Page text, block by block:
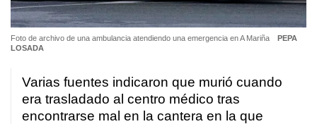
Foto de archivo de una ambulancia atendiendo una emergencia en A Mariña
PEPA
LOSADA
Varias fuentes indicaron que murió cuando
era trasladado al centro médico tras
encontrarse mal en la cantera en la que